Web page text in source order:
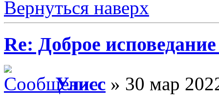
Вернуться наверх
Re: Доброе
Улисс » 30 мар